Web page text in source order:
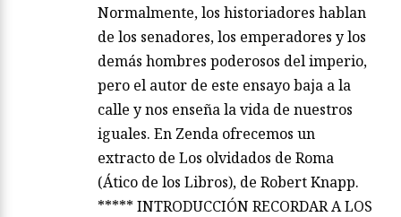
Normalmente, los historiadores hablan
de los senadores, los emperadores y los
demás hombres poderosos del imperio,
pero el autor de este ensayo baja a la
calle y nos enseña la vida de nuestros
iguales. En Zenda ofrecemos un
extracto de Los olvidados de Roma
(Ático de los Libros), de Robert Knapp.
***** INTRODUCCIÓN RECORDAR A LOS